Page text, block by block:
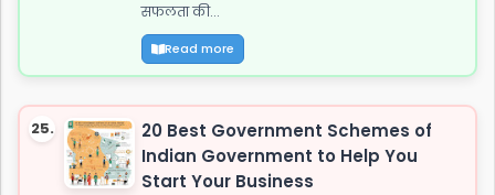
सफलता की...
Read more
25.
20 Best Government Schemes of
Indian Government to Help You
Start Your Business